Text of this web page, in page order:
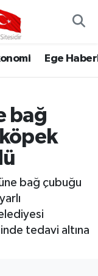
Ege
bağ
bağ çubuğu
tedavi altına